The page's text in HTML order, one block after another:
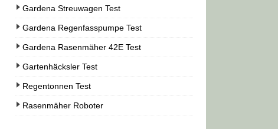
Gardena Streuwagen Test
Gardena Regenfasspumpe Test
Gardena Rasenmäher 42E Test
Gartenhäcksler Test
Regentonnen Test
Rasenmäher Roboter